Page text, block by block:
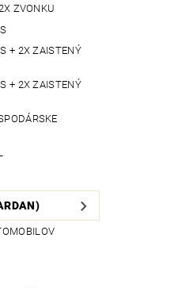
ZVONKU
+ 2X ZAISTENÝ
+ 2X ZAISTENÝ